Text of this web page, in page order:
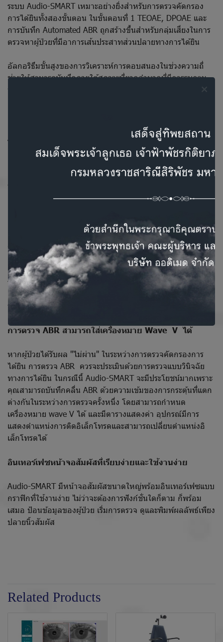
ระบบ Audio-SMART เหมาะอย่างยิ่งสำหรับการตรวจคัดกรอง
การได้ยินทั้งสองขั้นตอน ในขั้นตอนที่ 1 TEOAE, DPOAE และ
การบันทึก Automated ABR ถูกสร้างขึ้นสำหรับกลุ่มเสี่ยงในการ
ตรวจหาผู้ป่วยที่มีอาการเส้นประสาทส่วนปลายทางการได้ยิน
อัลกอริธึมขั้นสูงของการวิเคราะห์การตอบสนองในช่วงความถี่
ช่วยให้สามารถบันทึกภายใต้สภาวะที่ยากลำบากที่มีการรบกวน
ทางแม่เหล็กไฟฟ้าที่มีนัยสำคัญ
Audio-SMART เป็นทางออกที่ดีที่สุดสำหรับการตรวจการได้ยิน
แบบมือถือ ระบบสามารถทำงานในโหมดสแตนด์อโลนได้เป็น
เวลานาน และด้วยหน่วยความจำขนาดใหญ่ ทำให้สามารถบันทึก
ผลได้ไม่จำกัดจำนวน Audio-SMART มาในกระเป๋าน้ำหนักเบา
พกพาสะดวก และเก็บอุปกรณ์และอุปกรณ์เสริมต่างๆได้
แนะนำให้ใช้ตรวจการเคลื่อนไหวของเยื่อแก้วหูแบบความถี่สูง
(โพรบ โทน 1,000 Hz) สำหรับการประเมินการได้ยินของทารก
แรกเกิดและทารก คุณสามารถเลือกโทนเสียงของโพรบและช่วง
ความดันอากาศได้อย่างง่ายดาย ในระหว่างเซสชั่นหนึ่ง สามารถ
รับผลการตรวจได้สูงสุด 4 อันด้วยการตั้งค่าที่แตกต่างกัน ระบบ
สามารถหยุดการตรวจโดยอัตโนมัติเมื่อตรวจพบความดันสูงสุด
ของแก้วหู ช่วยลดเวลาในการตรวจและป้องกันหูจากแรงดันเกิน
การตรวจ ABR สามารถใส่เครื่องหมาย Wave V ได้
หากผู้ป่วยได้รับผล "ไม่ผ่าน" ในระหว่างการตรวจคัดกรองการ
ได้ยิน การตรวจ ABR ควรจะประเมินด้วยการตรวจแบบวินิจฉัย
ทางการได้ยิน ในกรณีนี้ Audio-SMART จะมีประโยชน์มากเพราะ
คุณสามารถบันทึกคลื่น ABR ด้วยความเข้มของการกระตุ้นที่แตก
ต่างกันในระหว่างการตรวจครั้งหนึ่ง โดยสามารถกำหนด
เครื่องหมาย wave V ได้ และมีตารางแสดงค่า อุปกรณ์มีการ
แสดงตำแหน่งการติดอิเล็กโทรดและสามารถเปลี่ยนตำแหน่งอิ
เล็กโทรดได้
อินเทอร์เฟซหน้าจอสัมผัสที่เรียบง่ายและใช้งานง่าย
Audio-SMART มีหน้าจอสัมผัสขนาดใหญ่พร้อมอินเทอร์เฟซแบบ
กราฟิกที่ใช้งานง่าย ไม่ว่าจะต้องการฟังก์ชั่นใดก็ตาม ก็พร้อม
เสมอ ป้อนข้อมูลของผู้ป่วย เริ่มการตรวจ ดูและพิมพ์ผลลัพธ์เพียง
ปลายนิ้วสัมผัส
Related Products